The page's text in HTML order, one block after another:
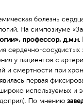
болезнь
На симпозиуме
профессор,
сердечно-
у пациентов с
и смертности при
первая
используемых и
По мнению